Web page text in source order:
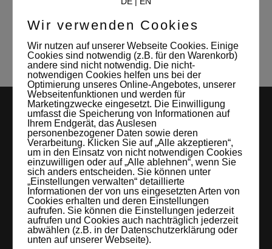
LEIPZIGS MIETSTUDIO
Hier lassen sich Foto- und Videoproduktionen aller Art in
entspannter Loftatmosphäre realisieren. Alles da, was man
braucht: Technik, Platz, Couch und Kaffee. Folgt uns!
Wir verwenden Cookies
Wir nutzen auf unserer Webseite Cookies. Einige
Cookies sind notwendig (z.B. für den Warenkorb)
andere sind nicht notwendig. Die nicht-
notwendigen Cookies helfen uns bei der
Optimierung unseres Online-Angebotes, unserer
Webseitenfunktionen und werden für
Marketingzwecke eingesetzt. Die Einwilligung
umfasst die Speicherung von Informationen auf
Ihrem Endgerät, das Auslesen
personenbezogener Daten sowie deren
Verarbeitung. Klicken Sie auf „Alle akzeptieren“,
um in den Einsatz von nicht notwendigen Cookies
einzuwilligen oder auf „Alle ablehnen“, wenn Sie
sich anders entscheiden. Sie können unter
„Einstellungen verwalten“ detaillierte
Informationen der von uns eingesetzten Arten von
Cookies erhalten und deren Einstellungen
aufrufen. Sie können die Einstellungen jederzeit
aufrufen und Cookies auch nachträglich jederzeit
abwählen (z.B. in der Datenschutzerklärung oder
unten auf unserer Webseite).